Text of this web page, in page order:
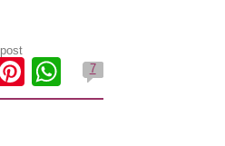
TwitterPinterest
WhatsApp
7